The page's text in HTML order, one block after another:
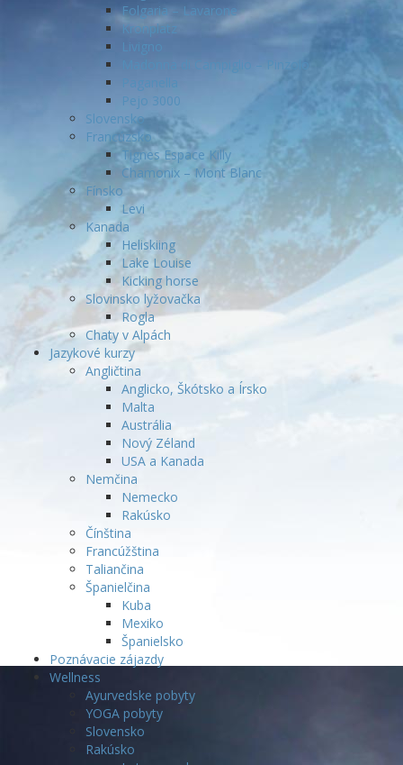
Folgaria – Lavarone
Kronplatz
Livigno
Madonna di Campiglio – Pinzolo
Paganella
Pejo 3000
Slovensko
Francúzsko
Tignes Espace Killy
Chamonix – Mont Blanc
Fínsko
Levi
Kanada
Heliskiing
Lake Louise
Kicking horse
Slovinsko lyžovačka
Rogla
Chaty v Alpách
Jazykové kurzy
Angličtina
Anglicko, Škótsko a Írsko
Malta
Austrália
Nový Zéland
USA a Kanada
Nemčina
Nemecko
Rakúsko
Čínština
Francúžština
Taliančina
Španielčina
Kuba
Mexiko
Španielsko
Poznávacie zájazdy
Wellness
Ayurvedske pobyty
YOGA pobyty
Slovensko
Rakúsko